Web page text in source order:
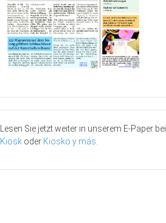
Lesen Sie jetzt weiter in unserem E-Paper bei
Kiosk oder Kiosko y más